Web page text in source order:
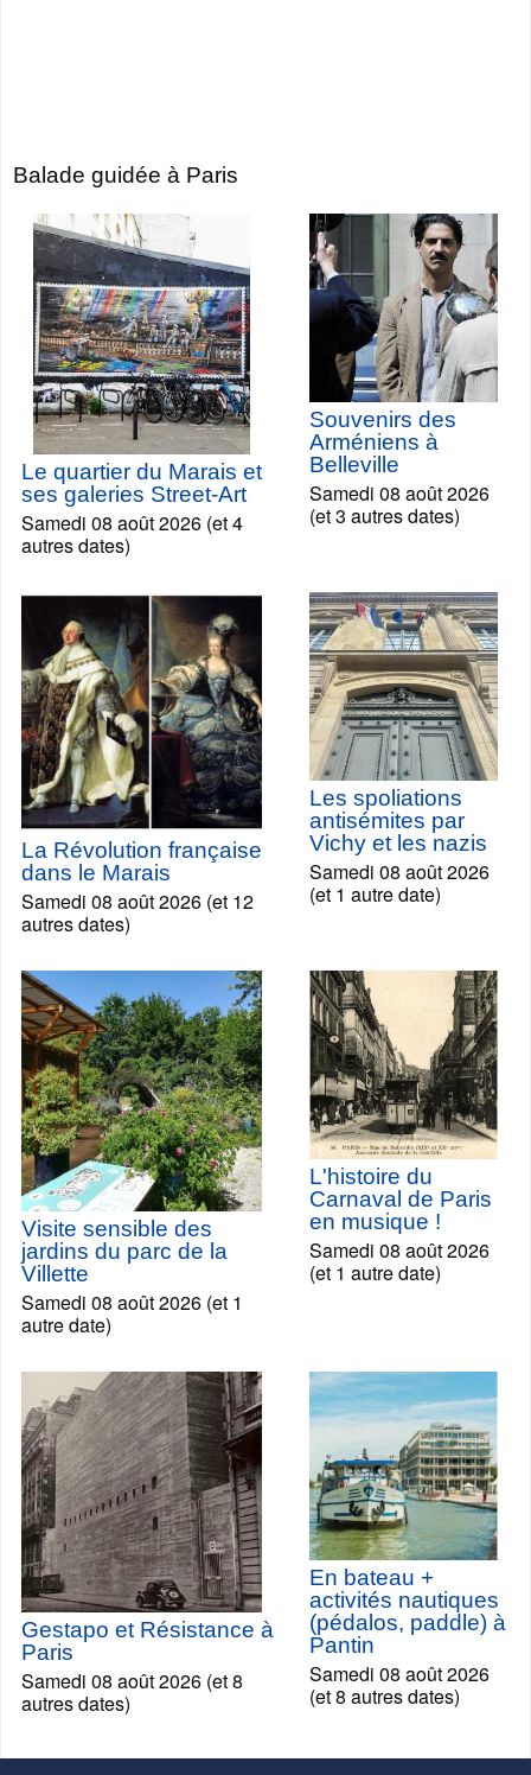
Balade guidée à Paris
Le quartier du Marais et
ses galeries Street-Art
Samedi 08 août 2026 (et 4
autres dates)
Souvenirs des
Arméniens à
Belleville
Samedi 08 août 2026
(et 3 autres dates)
La Révolution française
dans le Marais
Samedi 08 août 2026 (et 12
autres dates)
Les spoliations
antisémites par
Vichy et les nazis
Samedi 08 août 2026
(et 1 autre date)
Visite sensible des
jardins du parc de la
Villette
Samedi 08 août 2026 (et 1
autre date)
L'histoire du
Carnaval de Paris
en musique !
Samedi 08 août 2026
(et 1 autre date)
Gestapo et Résistance à
Paris
Samedi 08 août 2026 (et 8
autres dates)
En bateau +
activités nautiques
(pédalos, paddle) à
Pantin
Samedi 08 août 2026
(et 8 autres dates)